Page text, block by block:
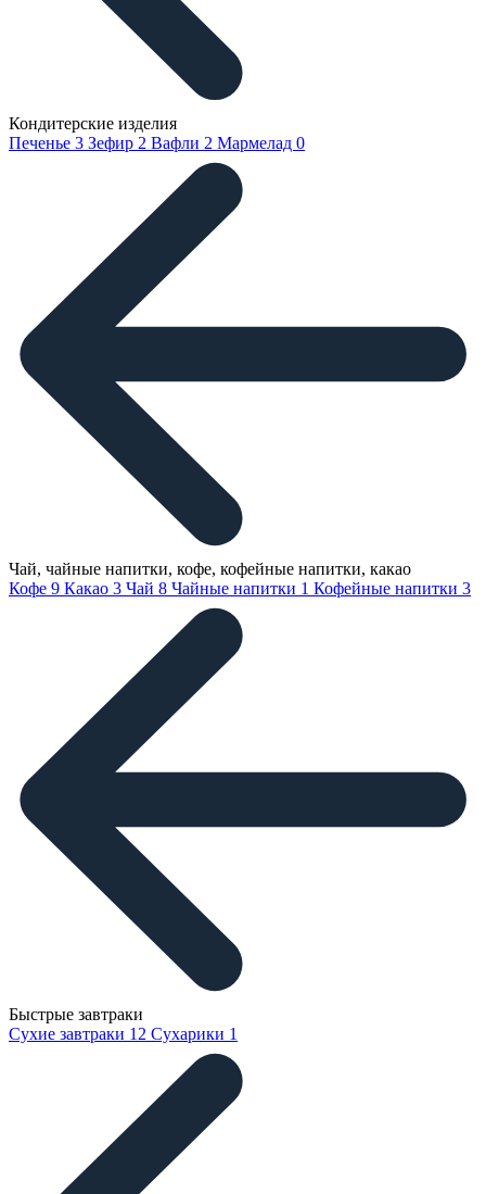
Кондитерские изделия
Печенье 3 Зефир 2 Вафли 2 Мармелад 0
Чай, чайные напитки, кофе, кофейные напитки, какао
Кофе 9 Какао 3 Чай 8 Чайные напитки 1 Кофейные напитки 3
Быстрые завтраки
Сухие завтраки 12 Сухарики 1